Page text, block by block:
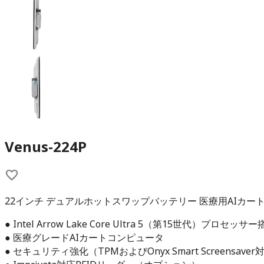
Venus-224P
22インチ デュアルホットスワップバッテリー 医療用AIカー
● Intel Arrow Lake Core Ultra 5（第15世代）プロセッサー
● 医療グレードAIカートコンピュータ
● セキュリティ強化（TPMおよびOnyx Smart Screensaver対